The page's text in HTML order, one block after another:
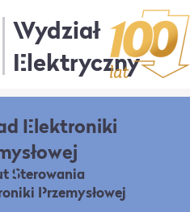
Wydział
Elektryczny
Elektroniki
Sterowania
Przemysłowej